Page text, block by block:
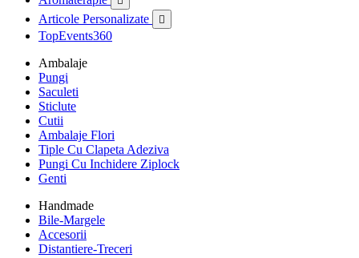
Articole Personalizate 
TopEvents360
Ambalaje
Pungi
Saculeti
Sticlute
Cutii
Ambalaje Flori
Tiple Cu Clapeta Adeziva
Pungi Cu Inchidere Ziplock
Genti
Handmade
Bile-Margele
Accesorii
Distantiere-Treceri